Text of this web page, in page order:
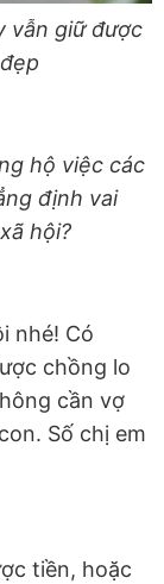
vẫn giữ được
hộ việc các
định vai
hội?
nhé! Có
chồng lo
cần vợ
Số chị em
tiền, hoặc